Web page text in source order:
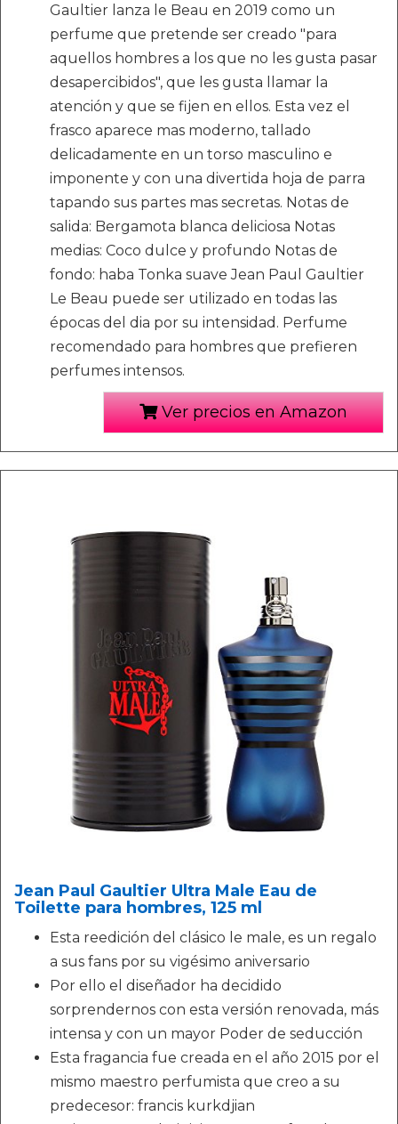
Gaultier lanza le Beau en 2019 como un
perfume que pretende ser creado "para
aquellos hombres a los que no les gusta pasar
desapercibidos", que les gusta llamar la
atención y que se fijen en ellos. Esta vez el
frasco aparece mas moderno, tallado
delicadamente en un torso masculino e
imponente y con una divertida hoja de parra
tapando sus partes mas secretas. Notas de
salida: Bergamota blanca deliciosa Notas
medias: Coco dulce y profundo Notas de
fondo: haba Tonka suave Jean Paul Gaultier
Le Beau puede ser utilizado en todas las
épocas del dia por su intensidad. Perfume
recomendado para hombres que prefieren
perfumes intensos.
Ver precios en Amazon
Jean Paul Gaultier Ultra Male Eau de
Toilette para hombres, 125 ml
Esta reedición del clásico le male, es un regalo
a sus fans por su vigésimo aniversario
Por ello el diseñador ha decidido
sorprendernos con esta versión renovada, más
intensa y con un mayor Poder de seducción
Esta fragancia fue creada en el año 2015 por el
mismo maestro perfumista que creo a su
predecesor: francis kurkdjian